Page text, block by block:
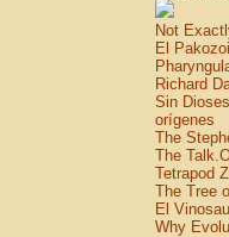
Not
El
Richard
Sin
orígenes
The
The
Tetrapod
The Tree
El
Why